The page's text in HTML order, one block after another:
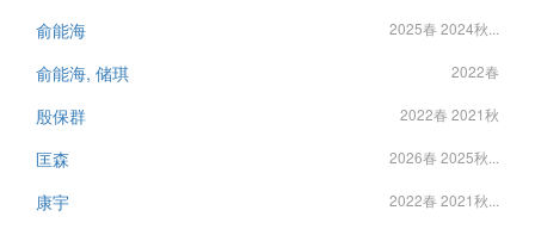
俞能海 2025春 2024秋...
俞能海, 储琪 2022春
殷保群 2022春 2021秋
匡森 2026春 2025秋...
康宇 2022春 2021秋...